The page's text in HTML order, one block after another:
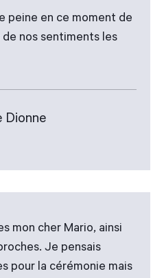
peine en ce moment de
nos sentiments les
Dionne
mon cher Mario, ainsi
Je pensais
pour la cérémonie mais